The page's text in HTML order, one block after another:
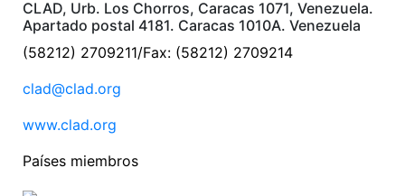
CLAD, Urb. Los Chorros, Caracas 1071, Venezuela.
Apartado postal 4181. Caracas 1010A. Venezuela
(58212) 2709211/Fax: (58212) 2709214
clad@clad.org
www.clad.org
Países miembros